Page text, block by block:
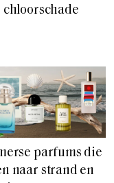
chloorschade
parfums die
naar strand en